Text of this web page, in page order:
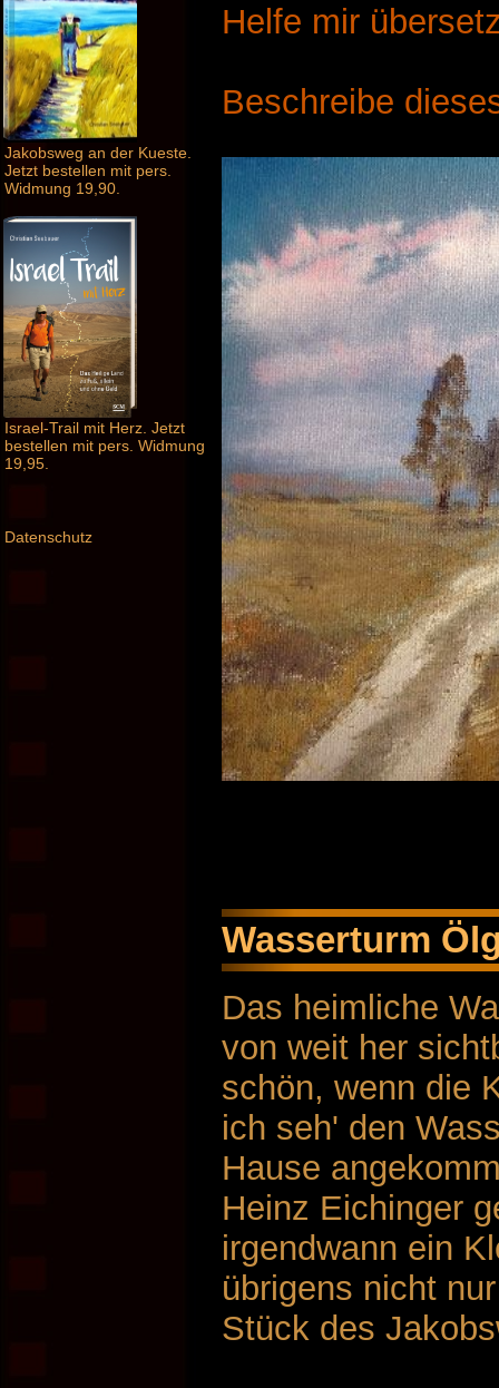
Jakobsweg an der Kueste.
Jetzt bestellen mit pers.
Widmung 19,90.
Israel-Trail mit Herz. Jetzt
bestellen mit pers. Widmung
19,95.
Datenschutz
Helfe mir
Beschreibe
Wasserturm
Das heimliche
von weit her
schön, wenn die
ich seh' den
Hause
Heinz Eichinger
irgendwann ein
übrigens nicht
Stück des